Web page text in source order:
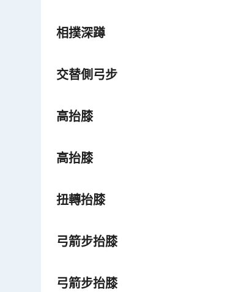
相撲深蹲
交替側弓步
高抬膝
高抬膝
扭轉抬膝
弓箭步抬膝
弓箭步抬膝